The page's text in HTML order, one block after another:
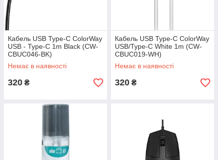
Кабель USB Type-C ColorWay
USB - Type-C 1m Black (CW-
CBUC046-BK)
Немає в наявності
320 ₴
Кабель USB Type-C ColorWay
USB/Type-C White 1m (CW-
CBUC019-WH)
Немає в наявності
320 ₴